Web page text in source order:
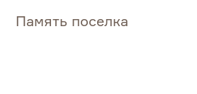
Память поселка